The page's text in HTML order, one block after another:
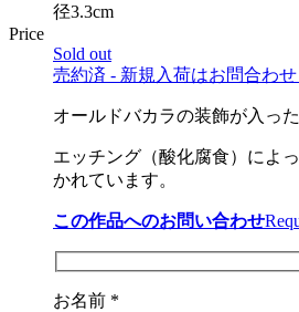
径3.3cm
Price
Sold out
売約済 - 新規入荷はお問合わ
オールドバカラの装飾が入っ
エッチング（酸化腐食）によ
かれています。
この作品へのお問い合わせ
お名前 *